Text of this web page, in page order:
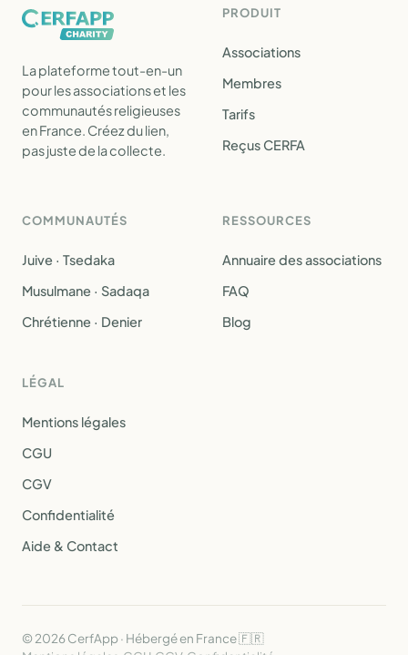
La plateforme tout-en-un
pour les associations et les
communautés religieuses
en France. Créez du lien,
pas juste de la collecte.
PRODUIT
Associations
Membres
Tarifs
Reçus CERFA
COMMUNAUTÉS
Juive · Tsedaka
Musulmane · Sadaqa
Chrétienne · Denier
RESSOURCES
Annuaire des associations
FAQ
Blog
LÉGAL
Mentions légales
CGU
CGV
Confidentialité
Aide & Contact
© 2026 CerfApp · Hébergé en France 🇫🇷